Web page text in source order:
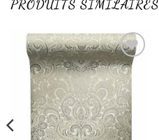
PRODUITS SIMILAIRES
Ajouter
à la liste
de
souhaits